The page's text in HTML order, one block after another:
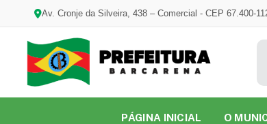
Av. Cronje da Silveira, 438 – Comercial - CEP 67.400-
PÁGINA INICIAL O